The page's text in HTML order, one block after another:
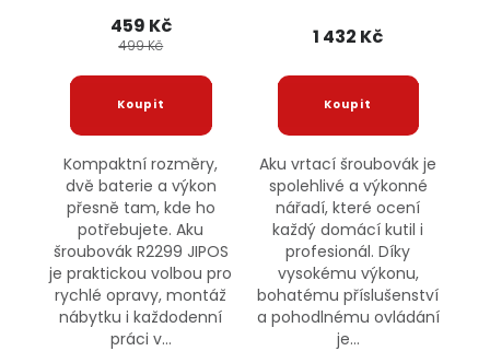
459 Kč
499 Kč
Kompaktní rozměry,
dvě baterie a výkon
přesně tam, kde ho
potřebujete. Aku
šroubovák R2299 JIPOS
je praktickou volbou pro
rychlé opravy, montáž
nábytku i každodenní
práci v...
1 432 Kč
Aku vrtací šroubovák je
spolehlivé a výkonné
nářadí, které ocení
každý domácí kutil i
profesionál. Díky
vysokému výkonu,
bohatému příslušenství
a pohodlnému ovládání
je...